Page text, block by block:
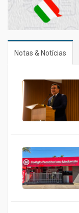
Notas & Notícias